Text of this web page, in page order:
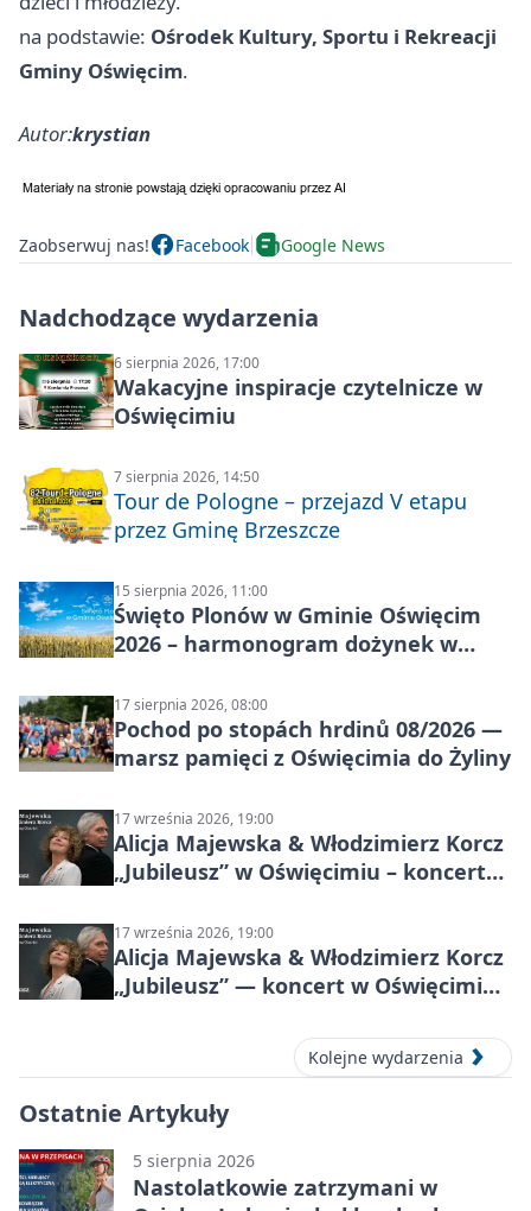
na podstawie: Ośrodek Kultury, Sportu i Rekreacji
Gminy Oświęcim.
Autor:krystian
Zaobserwuj nas! Facebook Google News
Nadchodzące wydarzenia
6 sierpnia 2026, 17:00
Wakacyjne inspiracje czytelnicze w
Oświęcimiu
7 sierpnia 2026, 14:50
Tour de Pologne – przejazd V etapu
przez Gminę Brzeszcze
15 sierpnia 2026, 11:00
Święto Plonów w Gminie Oświęcim
2026 – harmonogram dożynek w
17 sierpnia 2026, 08:00
Pochod po stopách hrdinů 08/2026 —
marsz pamięci z Oświęcimia do Żyliny
17 września 2026, 19:00
Alicja Majewska & Włodzimierz Korcz
„Jubileusz” w Oświęcimiu – koncert
17 września 2026, 19:00
Alicja Majewska & Włodzimierz Korcz
„Jubileusz” — koncert w Oświęcimiu,
Kolejne wydarzenia
Ostatnie Artykuły
5 sierpnia 2026
Nastolatkowie zatrzymani w